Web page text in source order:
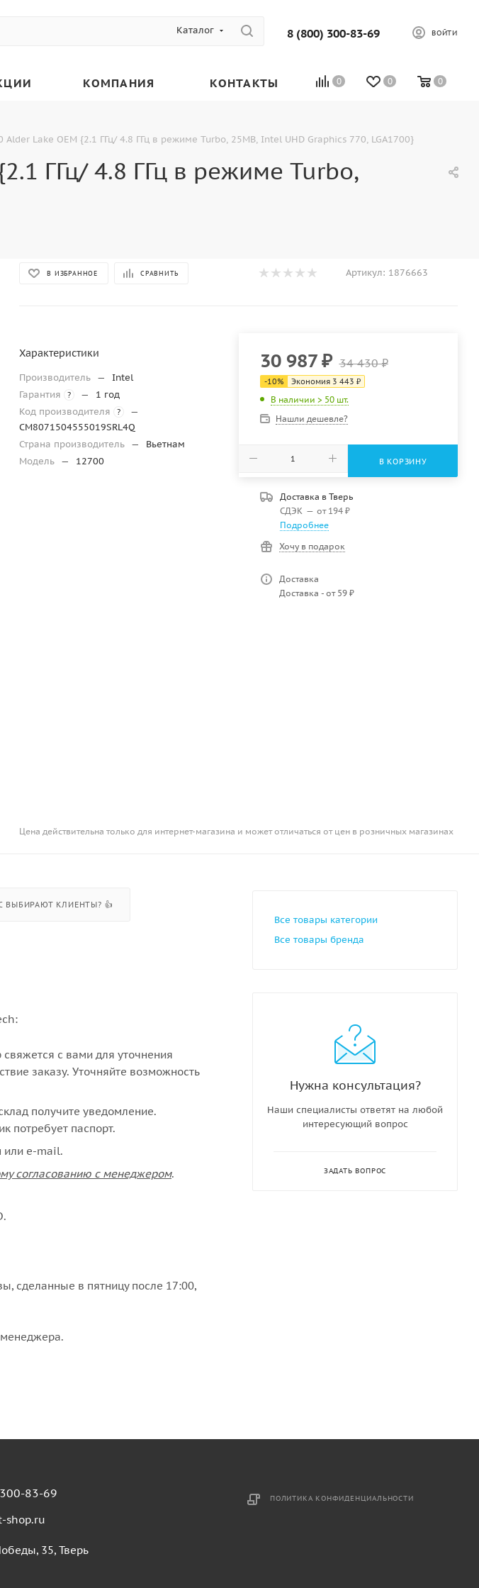
Каталог 8 (800) 300-83-69 ВОЙТИ
0 0 0
КОМПАНИЯ КОНТАКТЫ
Alder Lake OEM {2.1 ГГц/ 4.8 ГГц в режиме Turbo, 25MB, Intel UHD Graphics 770, LGA1700}
ГГц/ 4.8 ГГц в режиме Turbo,
В ИЗБРАННОЕ СРАВНИТЬ Артикул: 1876663
Характеристики
Производитель —
Intel
Гарантия
? —
1 год
Код производителя
?
—
CM8071504555019SRL4Q
Страна производитель —
Вьетнам
Модель — 12700
30 987₽ 34 430₽
-10% Экономия 3 443 ₽
В наличии > 50 шт.
Нашли дешевле?
В КОРЗИНУ
Доставка в Тверь
СДЭК — от 194 ₽
Подробнее
Хочу в подарок
Доставка
Доставка - от 59 ₽
Цена действительна только для интернет-магазина и может отличаться от цен в розничных магазинах
ВЫБИРАЮТ КЛИЕНТЫ? 👍
свяжется с вами для уточнения
заказу. Уточняйте возможность
получите уведомление.
потребует паспорт.
или e-mail.
согласованию с менеджером.
сделанные в пятницу после 17:00,
менеджера.
Все товары категории
Все товары бренда
Нужна консультация?
Наши специалисты ответят на любой
интересующий вопрос
ЗАДАТЬ ВОПРОС
83-69
shop.ru
35, Тверь
ПОЛИТИКА КОНФИДЕНЦИАЛЬНОСТИ